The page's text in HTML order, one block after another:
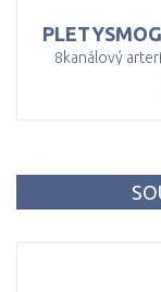
8kanálový